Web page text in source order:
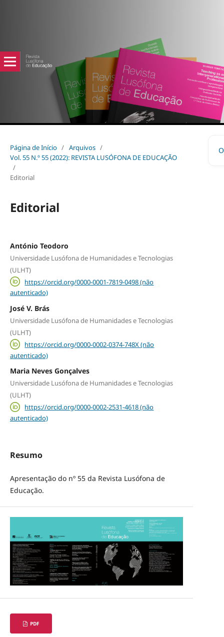
Página de Início / Arquivos /
Vol. 55 N.º 55 (2022): REVISTA LUSÓFONA DE EDUCAÇÃO
/
Editorial
Editorial
António Teodoro
Universidade Lusófona de Humanidades e Tecnologias
(ULHT)
https://orcid.org/0000-0001-7819-0498 (não
autenticado)
José V. Brás
Universidade Lusófona de Humanidades e Tecnologias
(ULHT)
https://orcid.org/0000-0002-0374-748X (não
autenticado)
Maria Neves Gonçalves
Universidade Lusófona de Humanidades e Tecnologias
(ULHT)
https://orcid.org/0000-0002-2531-4618 (não
autenticado)
Resumo
Apresentação do nº 55 da Revista Lusófona de
Educação.
PDF